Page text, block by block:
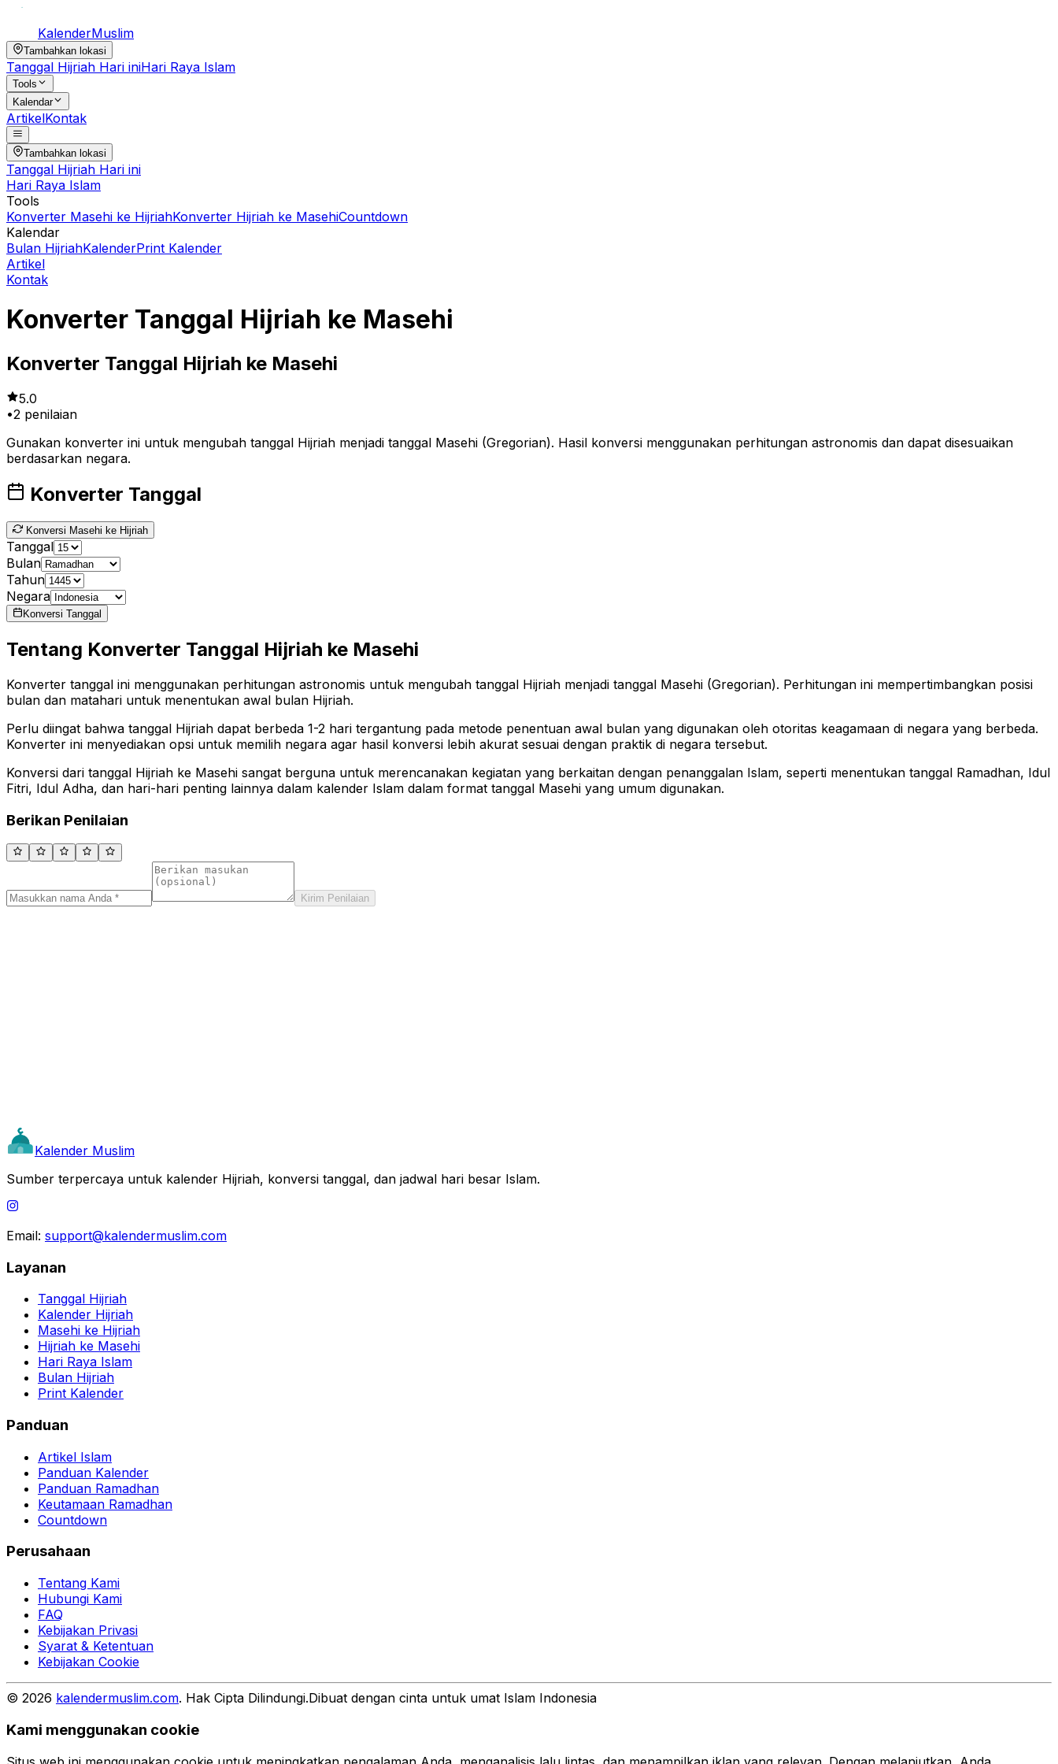
KalenderMuslim
Tambahkan lokasi
Tanggal Hijriah Hari iniHari Raya Islam
Tools
Kalendar
ArtikelKontak
Tambahkan lokasi
Tanggal Hijriah Hari ini
Hari Raya Islam
Tools
Konverter Masehi ke HijriahKonverter Hijriah ke MasehiCountdown
Kalendar
Bulan HijriahKalenderPrint Kalender
Artikel
Kontak
Konverter Tanggal Hijriah ke Masehi
Konverter Tanggal Hijriah ke Masehi
5.0
•2 penilaian
Gunakan konverter ini untuk mengubah tanggal Hijriah menjadi tanggal Masehi (Gregorian). Hasil konversi menggunakan perhitungan astronomis dan dapat disesuaikan
berdasarkan negara.
Konverter Tanggal
Konversi Masehi ke Hijriah
Tanggal
Bulan
Tahun
Negara
Konversi Tanggal
Tentang Konverter Tanggal Hijriah ke Masehi
Konverter tanggal ini menggunakan perhitungan astronomis untuk mengubah tanggal Hijriah menjadi tanggal Masehi (Gregorian). Perhitungan ini mempertimbangkan posisi
bulan dan matahari untuk menentukan awal bulan Hijriah.
Perlu diingat bahwa tanggal Hijriah dapat berbeda 1-2 hari tergantung pada metode penentuan awal bulan yang digunakan oleh otoritas keagamaan di negara yang berbeda.
Konverter ini menyediakan opsi untuk memilih negara agar hasil konversi lebih akurat sesuai dengan praktik di negara tersebut.
Konversi dari tanggal Hijriah ke Masehi sangat berguna untuk merencanakan kegiatan yang berkaitan dengan penanggalan Islam, seperti menentukan tanggal Ramadhan, Idul
Fitri, Idul Adha, dan hari-hari penting lainnya dalam kalender Islam dalam format tanggal Masehi yang umum digunakan.
Berikan Penilaian
Kirim Penilaian
Kalender Muslim
Sumber terpercaya untuk kalender Hijriah, konversi tanggal, dan jadwal hari besar Islam.
Email: support@kalendermuslim.com
Layanan
Tanggal Hijriah
Kalender Hijriah
Masehi ke Hijriah
Hijriah ke Masehi
Hari Raya Islam
Bulan Hijriah
Print Kalender
Panduan
Artikel Islam
Panduan Kalender
Panduan Ramadhan
Keutamaan Ramadhan
Countdown
Perusahaan
Tentang Kami
Hubungi Kami
FAQ
Kebijakan Privasi
Syarat & Ketentuan
Kebijakan Cookie
© 2026 kalendermuslim.com. Hak Cipta Dilindungi.Dibuat dengan cinta untuk umat Islam Indonesia
Kami menggunakan cookie